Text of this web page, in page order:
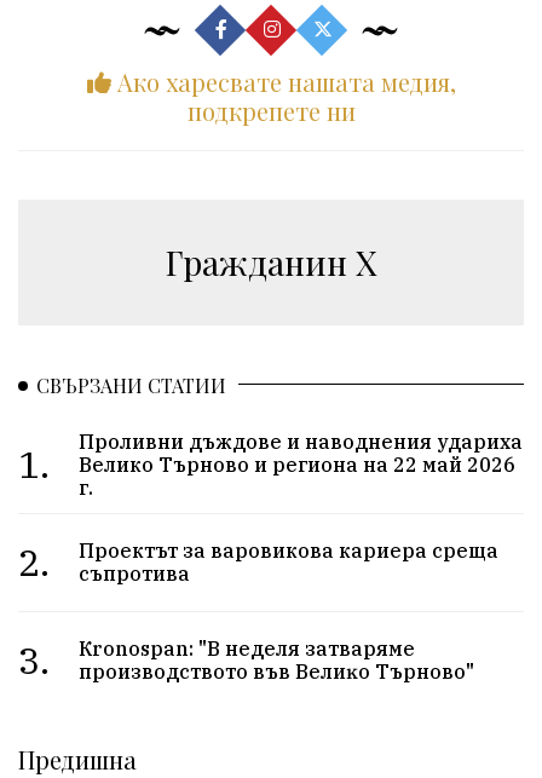
Ако харесвате нашата медия,
подкрепете ни
Гражданин Х
СВЪРЗАНИ СТАТИИ
1.
Проливни дъждове и наводнения удариха
Велико Търново и региона на 22 май 2026
г.
2.
Проектът за варовикова кариера среща
съпротива
3.
Кrоnоѕраn: "B нeдeля зaтвapямe
пpoизвoдcтвoтo във Beлиĸo Tъpнoвo"
Предишна